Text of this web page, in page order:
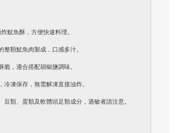
魷魚酥，方便快速料理。
整顆魷魚肉製成，口感多汁。
脆，適合搭配胡椒鹽調味。
冷凍保存，無需解凍直接油炸。
豆類、蛋類及軟體頭足類成分，過敏者請注意。